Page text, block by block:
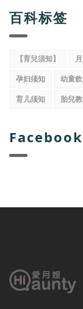
百科标签
【育兒須知】
孕妇须知
幼童
育儿须知
胎兒